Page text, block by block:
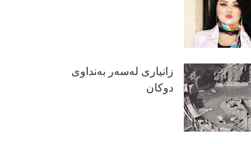
زانیاری لەسەر بەنداوی
دوكان